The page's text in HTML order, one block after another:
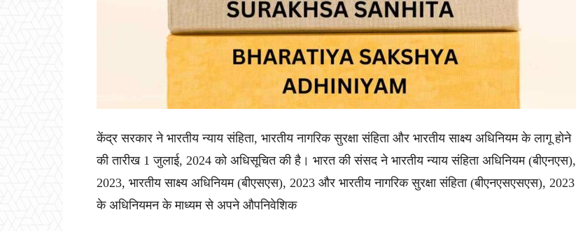
केंद्र सरकार ने भारतीय न्याय संहिता, भारतीय नागरिक सुरक्षा संहिता और भारतीय साक्ष्य अधिनियम के लागू होने
की तारीख 1 जुलाई, 2024 को अधिसूचित की है। भारत की संसद ने भारतीय न्याय संहिता अधिनियम (बीएनएस),
2023, भारतीय साक्ष्य अधिनियम (बीएसएस), 2023 और भारतीय नागरिक सुरक्षा संहिता (बीएनएसएसएस), 2023
के अधिनियमन के माध्यम से अपने औपनिवेशिक